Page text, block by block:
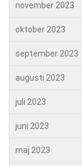
november 2023
oktober 2023
september 2023
augusti 2023
juli 2023
juni 2023
maj 2023